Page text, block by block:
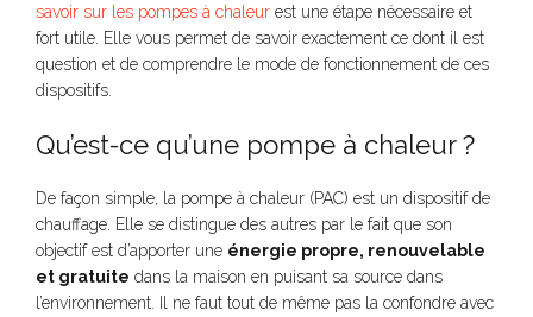
savoir sur les pompes à chaleur est une étape nécessaire et
fort utile. Elle vous permet de savoir exactement ce dont il est
question et de comprendre le mode de fonctionnement de ces
dispositifs.
Qu’est-ce qu’une pompe à chaleur ?
De façon simple, la pompe à chaleur (PAC) est un dispositif de
chauffage. Elle se distingue des autres par le fait que son
objectif est d’apporter une énergie propre, renouvelable
et gratuite dans la maison en puisant sa source dans
l’environnement. Il ne faut tout de même pas la confondre avec